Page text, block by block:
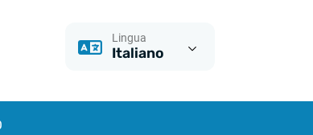
Lingua
Italiano